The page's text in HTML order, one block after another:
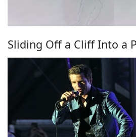
Sliding Off a Cliff Into a